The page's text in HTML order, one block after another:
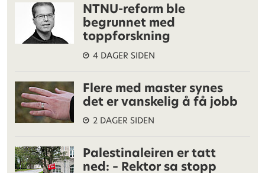
NTNU-reform ble
begrunnet med
toppforskning
4 DAGER SIDEN
Flere med master synes
det er vanskelig å få jobb
2 DAGER SIDEN
Palestinaleiren er tatt
ned: – Rektor sa stopp